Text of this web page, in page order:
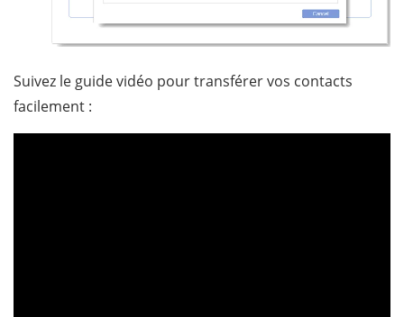
Suivez le guide vidéo pour transférer vos contacts
facilement :